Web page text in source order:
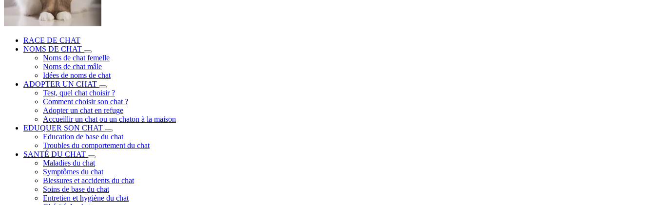
RACE DE CHAT
NOMS DE CHAT
Noms de chat femelle
Noms de chat mâle
Idées de noms de chat
ADOPTER UN CHAT
Test, quel chat choisir ?
Comment choisir son chat ?
Adopter un chat en refuge
Accueillir un chat ou un chaton à la maison
EDUQUER SON CHAT
Education de base du chat
Troubles du comportement du chat
SANTÉ DU CHAT
Maladies du chat
Symptômes du chat
Blessures et accidents du chat
Soins de base du chat
Entretien et hygiène du chat